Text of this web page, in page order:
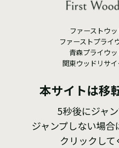
ファーストウ
ファーストプライ
青森プライウ
関東ウッドリサ
本サイトは移
5秒後にジャン
ジャンプしない場
クリックして